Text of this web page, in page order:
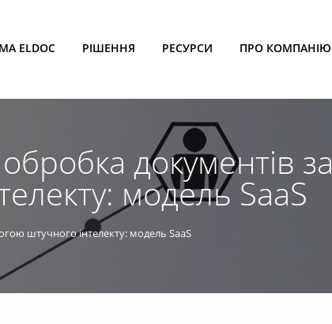
ELDOC РІШЕННЯ РЕСУРСИ ПРО КОМПАНІЮ
документів за
модель SaaS
штучного інтелекту: модель SaaS